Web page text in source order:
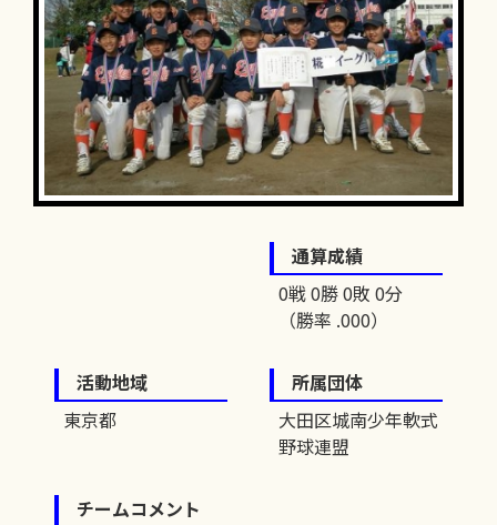
通算成績
0戦 0勝 0敗 0分
（勝率 .000）
活動地域
東京都
所属団体
大田区城南少年軟式
野球連盟
チームコメント